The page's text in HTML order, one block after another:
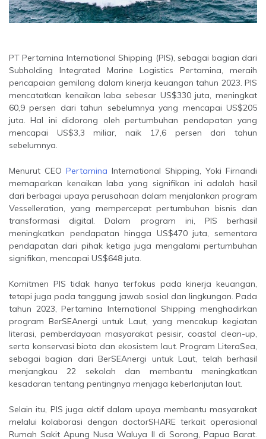
PT Pertamina International Shipping (PIS), sebagai bagian dari
Subholding Integrated Marine Logistics Pertamina, meraih
pencapaian gemilang dalam kinerja keuangan tahun 2023. PIS
mencatatkan kenaikan laba sebesar US$330 juta, meningkat
60,9 persen dari tahun sebelumnya yang mencapai US$205
juta. Hal ini didorong oleh pertumbuhan pendapatan yang
mencapai US$3,3 miliar, naik 17,6 persen dari tahun
sebelumnya.
Menurut CEO Pertamina International Shipping, Yoki Firnandi
memaparkan kenaikan laba yang signifikan ini adalah hasil
dari berbagai upaya perusahaan dalam menjalankan program
Vesselleration, yang mempercepat pertumbuhan bisnis dan
transformasi digital. Dalam program ini, PIS berhasil
meningkatkan pendapatan hingga US$470 juta, sementara
pendapatan dari pihak ketiga juga mengalami pertumbuhan
signifikan, mencapai US$648 juta.
Komitmen PIS tidak hanya terfokus pada kinerja keuangan,
tetapi juga pada tanggung jawab sosial dan lingkungan. Pada
tahun 2023, Pertamina International Shipping menghadirkan
program BerSEAnergi untuk Laut, yang mencakup kegiatan
literasi, pemberdayaan masyarakat pesisir, coastal clean-up,
serta konservasi biota dan ekosistem laut. Program LiteraSea,
sebagai bagian dari BerSEAnergi untuk Laut, telah berhasil
menjangkau 22 sekolah dan membantu meningkatkan
kesadaran tentang pentingnya menjaga keberlanjutan laut.
Selain itu, PIS juga aktif dalam upaya membantu masyarakat
melalui kolaborasi dengan doctorSHARE terkait operasional
Rumah Sakit Apung Nusa Waluya II di Sorong, Papua Barat.